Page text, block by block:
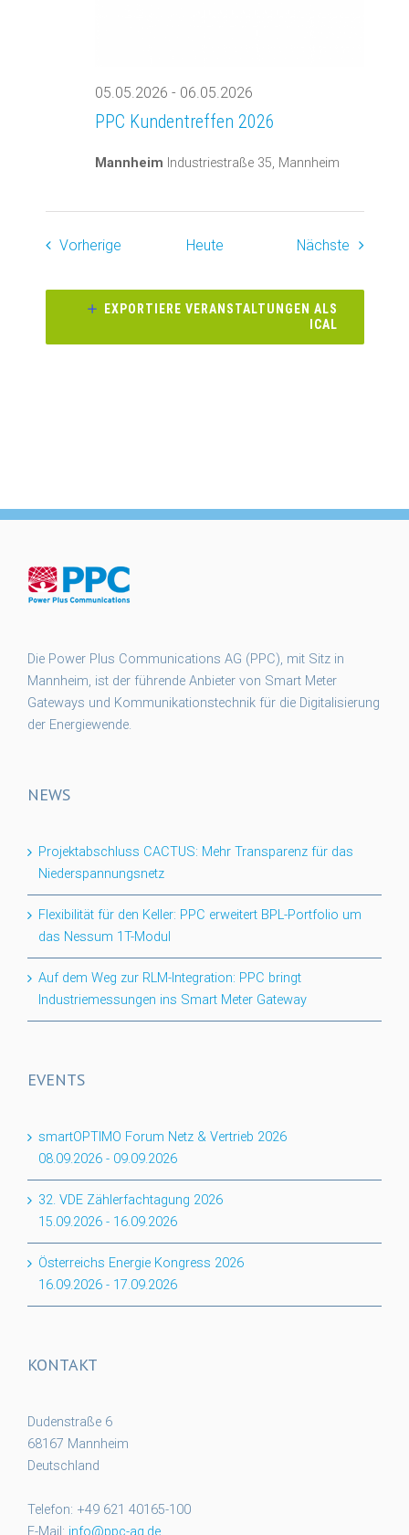
05.05.2026 - 06.05.2026
PPC Kundentreffen 2026
Mannheim Industriestraße 35, Mannheim
Vorherige Veranstaltungen
Heute Nächste
EXPORTIERE VERANSTALTUNGEN ALS
ICAL
Die Power Plus Communications AG (PPC), mit Sitz in
Mannheim, ist der führende Anbieter von Smart Meter
Gateways und Kommunikationstechnik für die Digitalisierung
der Energiewende.
NEWS
Projektabschluss CACTUS: Mehr Transparenz für das
Niederspannungsnetz
Flexibilität für den Keller: PPC erweitert BPL-Portfolio um
das Nessum 1T-Modul
Auf dem Weg zur RLM-Integration: PPC bringt
Industriemessungen ins Smart Meter Gateway
EVENTS
smartOPTIMO Forum Netz & Vertrieb 2026
08.09.2026 - 09.09.2026
32. VDE Zählerfachtagung 2026
15.09.2026 - 16.09.2026
Österreichs Energie Kongress 2026
16.09.2026 - 17.09.2026
KONTAKT
Dudenstraße 6
68167 Mannheim
Deutschland
Telefon: +49 621 40165-100